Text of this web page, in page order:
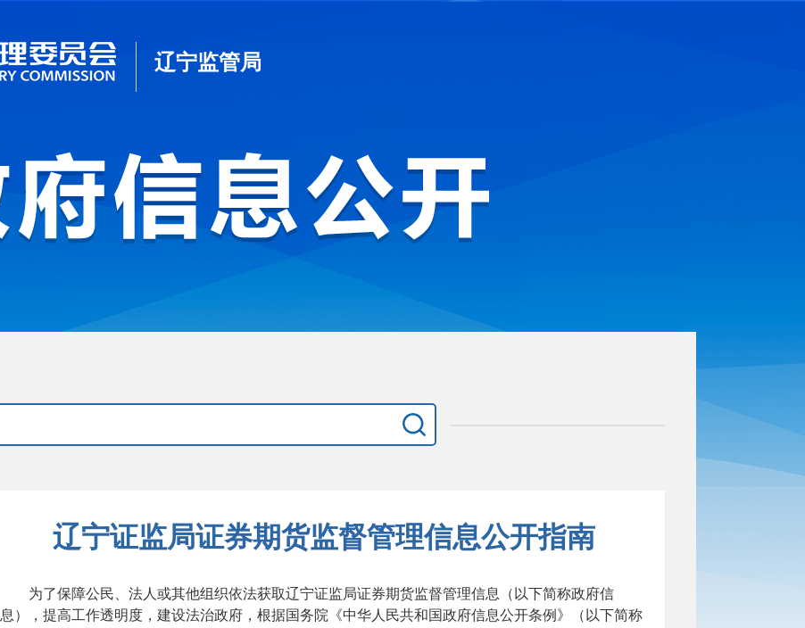
辽宁监管局
辽宁证监局证券期货监督管理信息公开指南
为了保障公民、法人或其他组织依法获取辽宁证监局证券期货监督管理信息 （ 以下简称政府信
息 ） ，提高工作透明度，建设法治政府，根据国务院《中华人民共和国政府信息公开条例》 （ 以下简称